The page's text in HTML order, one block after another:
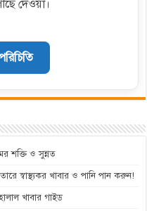
দেওয়া।
শক্তি ও সুন্নত
স্বাস্থ্যকর খাবার ও পানি পান করুন!
খাবার গাইড